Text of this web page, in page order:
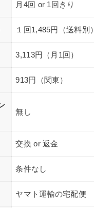
月4回 or 1回きり
１回1,485円（送料別）
3,113円（月1回）
913円（関東）
無し
交換 or 返金
条件なし
ヤマト運輸の宅配便